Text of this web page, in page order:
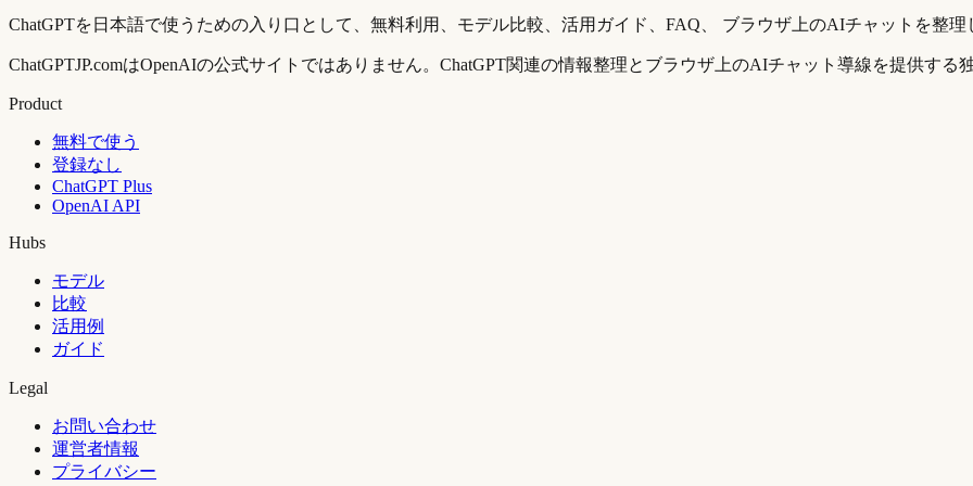
ChatGPTを日本語で使うための入り口として、無料利用、モデル比較、活用ガイド、FAQ、 ブラウザ上のAIチャットを整理
ChatGPTJP.comはOpenAIの公式サイトではありません。ChatGPT関連の情報整理とブラウザ上のAIチャット導線を提供する
Product
無料で使う
登録なし
ChatGPT Plus
OpenAI API
Hubs
モデル
比較
活用例
ガイド
Legal
お問い合わせ
運営者情報
プライバシー